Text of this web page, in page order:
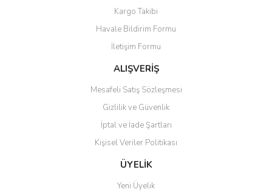
Ürün resmi kalitesiz, bozuk veya görüntülenemiyor.
Ürün açıklamasında eksik bilgiler bulunuyor.
Ürün bilgilerinde hatalar bulunuyor.
Ürün fiyatı diğer sitelerden daha pahalı.
Gönder
Kargo Takibi
Havale Bildirim Formu
İletişim Formu
ALIŞVERİŞ
Mesafeli Satış Sözleşmesi
Gizlilik ve Güvenlik
İptal ve İade Şartları
Kişisel Veriler Politikası
ÜYELİK
Yeni Üyelik